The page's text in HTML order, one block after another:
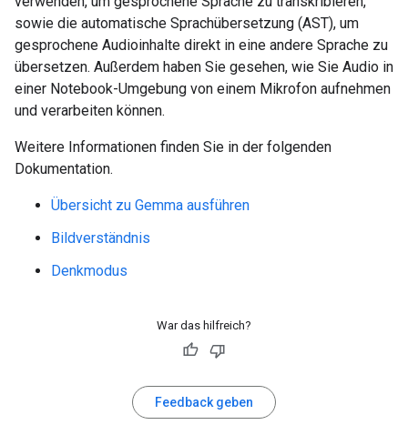
sowie die automatische Sprachübersetzung (AST), um
gesprochene Audioinhalte direkt in eine andere Sprache zu
übersetzen. Außerdem haben Sie gesehen, wie Sie Audio in
einer Notebook-Umgebung von einem Mikrofon aufnehmen
und verarbeiten können.
Weitere Informationen finden Sie in der folgenden
Dokumentation.
Übersicht zu Gemma ausführen
Bildverständnis
Denkmodus
War das hilfreich?
Feedback geben